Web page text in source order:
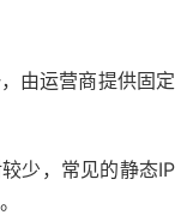
由运营商提供固定
少，常见的静态IP